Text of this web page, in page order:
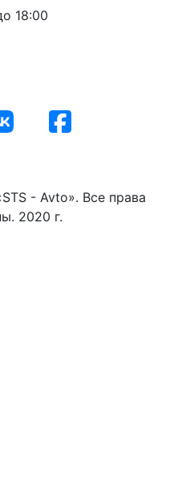
18:00
- Avto». Все права
2020 г.